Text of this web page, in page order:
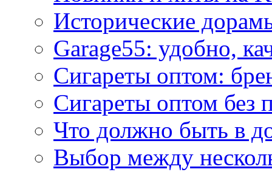
Исторические
Garage55: удобно,
Сигареты оптом:
Сигареты оптом без
Что должно быть в
Выбор между